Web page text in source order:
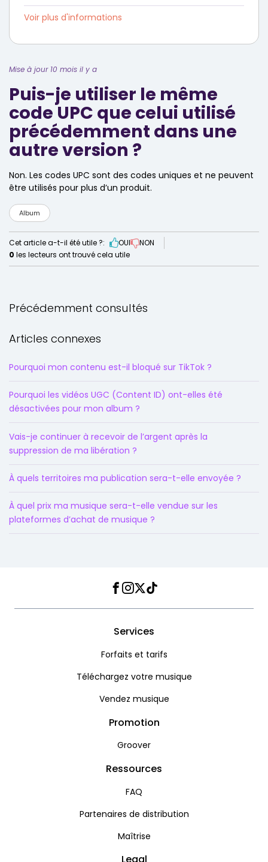
Voir plus d'informations
Mise à jour 10 mois il y a
Puis-je utiliser le même
code UPC que celui utilisé
précédemment dans une
autre version ?
Non. Les codes UPC sont des codes uniques et ne peuvent
être utilisés pour plus d’un produit.
Album
Cet article a-t-il été utile ?: OUI
NON
0 les lecteurs ont trouvé cela utile
Précédemment consultés
Articles connexes
Pourquoi mon contenu est-il bloqué sur TikTok ?
Pourquoi les vidéos UGC (Content ID) ont-elles été
désactivées pour mon album ?
Vais-je continuer à recevoir de l’argent après la
suppression de ma libération ?
À quels territoires ma publication sera-t-elle envoyée ?
À quel prix ma musique sera-t-elle vendue sur les
plateformes d’achat de musique ?
Facebook
Instagram
Twitter
TikTok
Services
Forfaits et tarifs
Téléchargez votre musique
Vendez musique
Promotion
Groover
Ressources
FAQ
Partenaires de distribution
Maîtrise